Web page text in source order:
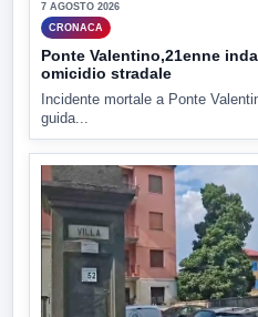
7 AGOSTO 2026
CRONACA
Ponte Valentino,21enne
omicidio stradale
Incidente mortale a Ponte
guida...